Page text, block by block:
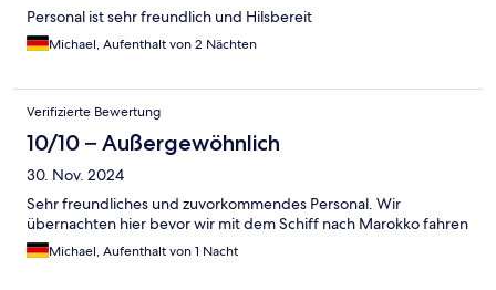
Personal ist sehr freundlich und Hilsbereit
Michael, Aufenthalt von 2 Nächten
Verifizierte Bewertung
10/10 – Außergewöhnlich
30. Nov. 2024
Sehr freundliches und zuvorkommendes Personal. Wir
übernachten hier bevor wir mit dem Schiff nach Marokko fahren
Michael, Aufenthalt von 1 Nacht